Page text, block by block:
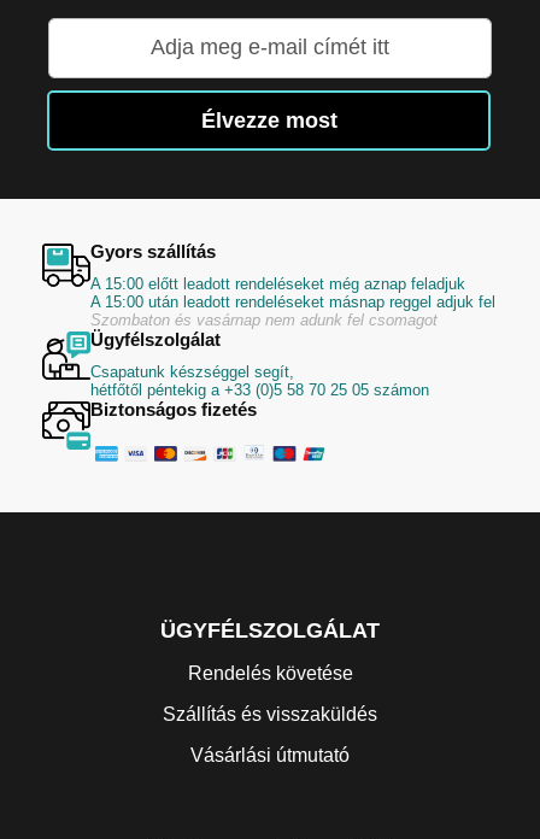
hírlevelünkre:
Élvezze most
Gyors szállítás
A 15:00 előtt leadott rendeléseket még aznap feladjuk
A 15:00 után leadott rendeléseket másnap reggel adjuk fel
Szombaton és vasárnap nem adunk fel csomagot
Ügyfélszolgálat
Csapatunk készséggel segít,
hétfőtől péntekig a +33 (0)5 58 70 25 05 számon
Biztonságos fizetés
ÜGYFÉLSZOLGÁLAT
Rendelés követése
Szállítás és visszaküldés
Vásárlási útmutató